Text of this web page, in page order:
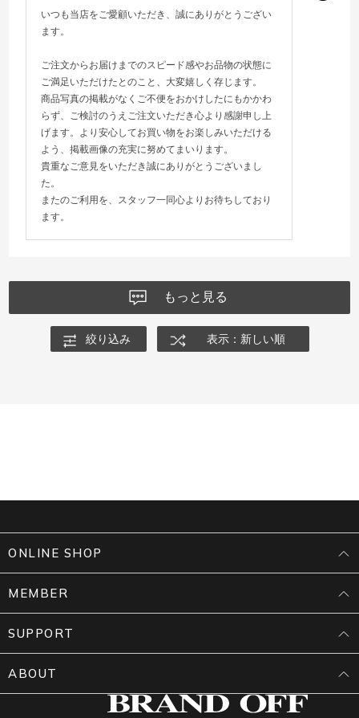
いつも当店をご愛顧いただき、誠にありがとうござい
ます。
ご注文からお届けまでのスピード感やお品物の状態に
ご満足いただけたとのこと、大変嬉しく存じます。
商品写真の掲載がなくご不便をおかけしたにもかかわ
らず、ご検討のうえご注文いただき心より感謝申し上
げます。より安心してお買い物をお楽しみいただける
よう、掲載画像の充実に努めてまいります。
貴重なご意見をいただき誠にありがとうございまし
た。
またのご利用を、スタッフ一同心よりお待ちしており
ます。
もっと見る
絞り込み 表示：新しい順
ONLINE SHOP
MEMBER
SUPPORT
ABOUT